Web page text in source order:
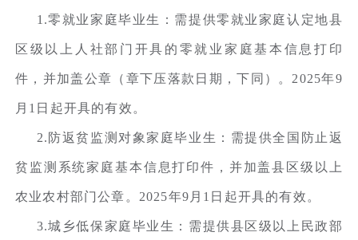
1.零就业家庭毕业生：需提供零就业家庭认定地县
区级以上人社部门开具的零就业家庭基本信息打印
件，并加盖公章（章下压落款日期，下同）。2025年9
月1日起开具的有效。
2.防返贫监测对象家庭毕业生：需提供全国防止返
贫监测系统家庭基本信息打印件，并加盖县区级以上
农业农村部门公章。2025年9月1日起开具的有效。
3.城乡低保家庭毕业生：需提供县区级以上民政部